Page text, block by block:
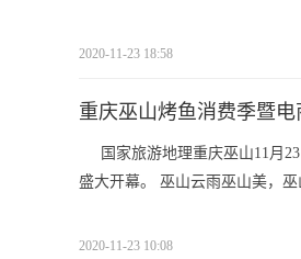
2020-11-23 18:58
重庆巫山烤鱼消费季暨电
国家旅游地理重庆巫山11月
盛大开幕。 巫山云雨巫山美，巫
2020-11-23 10:08